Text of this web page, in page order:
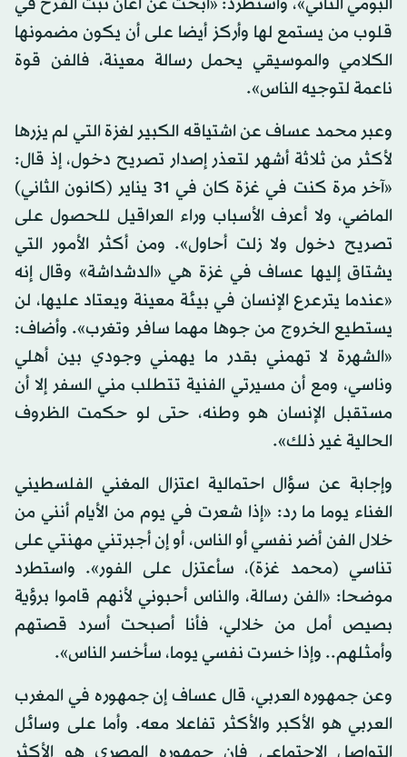
ألبومي الثاني»، واستطرد: «أبحث عن أغان تبث الفرح في
قلوب من يستمع لها وأركز أيضا على أن يكون مضمونها
الكلامي والموسيقي يحمل رسالة معينة، فالفن قوة
ناعمة لتوجيه الناس».
وعبر محمد عساف عن اشتياقه الكبير لغزة التي لم يزرها
لأكثر من ثلاثة أشهر لتعذر إصدار تصريح دخول، إذ قال:
«آخر مرة كنت في غزة كان في 31 يناير (كانون الثاني)
الماضي، ولا أعرف الأسباب وراء العراقيل للحصول على
تصريح دخول ولا زلت أحاول». ومن أكثر الأمور التي
يشتاق إليها عساف في غزة هي «الدشداشة» وقال إنه
«عندما يترعرع الإنسان في بيئة معينة ويعتاد عليها، لن
يستطيع الخروج من جوها مهما سافر وتغرب». وأضاف:
«الشهرة لا تهمني بقدر ما يهمني وجودي بين أهلي
وناسي، ومع أن مسيرتي الفنية تتطلب مني السفر إلا أن
مستقبل الإنسان هو وطنه، حتى لو حكمت الظروف
الحالية غير ذلك».
وإجابة عن سؤال احتمالية اعتزال المغني الفلسطيني
الغناء يوما ما رد: «إذا شعرت في يوم من الأيام أنني من
خلال الفن أضر نفسي أو الناس، أو إن أجبرتني مهنتي على
تناسي (محمد غزة)، سأعتزل على الفور». واستطرد
موضحا: «الفن رسالة، والناس أحبوني لأنهم قاموا برؤية
بصيص أمل من خلالي، فأنا أصبحت أسرد قصتهم
وأمثلهم.. وإذا خسرت نفسي يوما، سأخسر الناس».
وعن جمهوره العربي، قال عساف إن جمهوره في المغرب
العربي هو الأكبر والأكثر تفاعلا معه. وأما على وسائل